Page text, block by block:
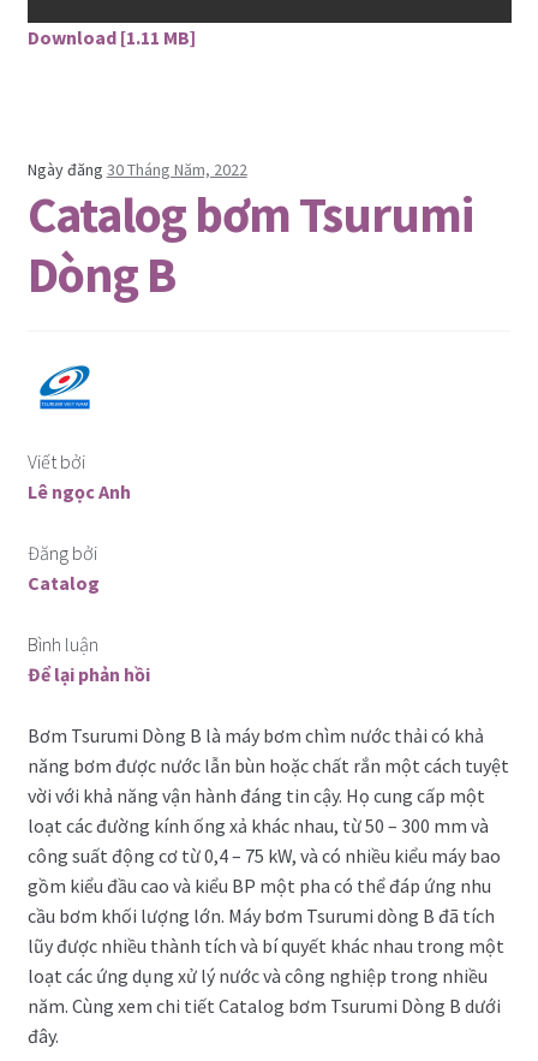
Download [1.11 MB]
Ngày đăng 30 Tháng Năm, 2022
Catalog bơm Tsurumi
Dòng B
Viết bởi
Lê ngọc Anh
Đăng bởi
Catalog
Bình luận
Để lại phản hồi
Bơm Tsurumi Dòng B là máy bơm chìm nước thải có khả
năng bơm được nước lẫn bùn hoặc chất rắn một cách tuyệt
vời với khả năng vận hành đáng tin cậy. Họ cung cấp một
loạt các đường kính ống xả khác nhau, từ 50 – 300 mm và
công suất động cơ từ 0,4 – 75 kW, và có nhiều kiểu máy bao
gồm kiểu đầu cao và kiểu BP một pha có thể đáp ứng nhu
cầu bơm khối lượng lớn. Máy bơm Tsurumi dòng B đã tích
lũy được nhiều thành tích và bí quyết khác nhau trong một
loạt các ứng dụng xử lý nước và công nghiệp trong nhiều
năm. Cùng xem chi tiết Catalog bơm Tsurumi Dòng B dưới
đây.